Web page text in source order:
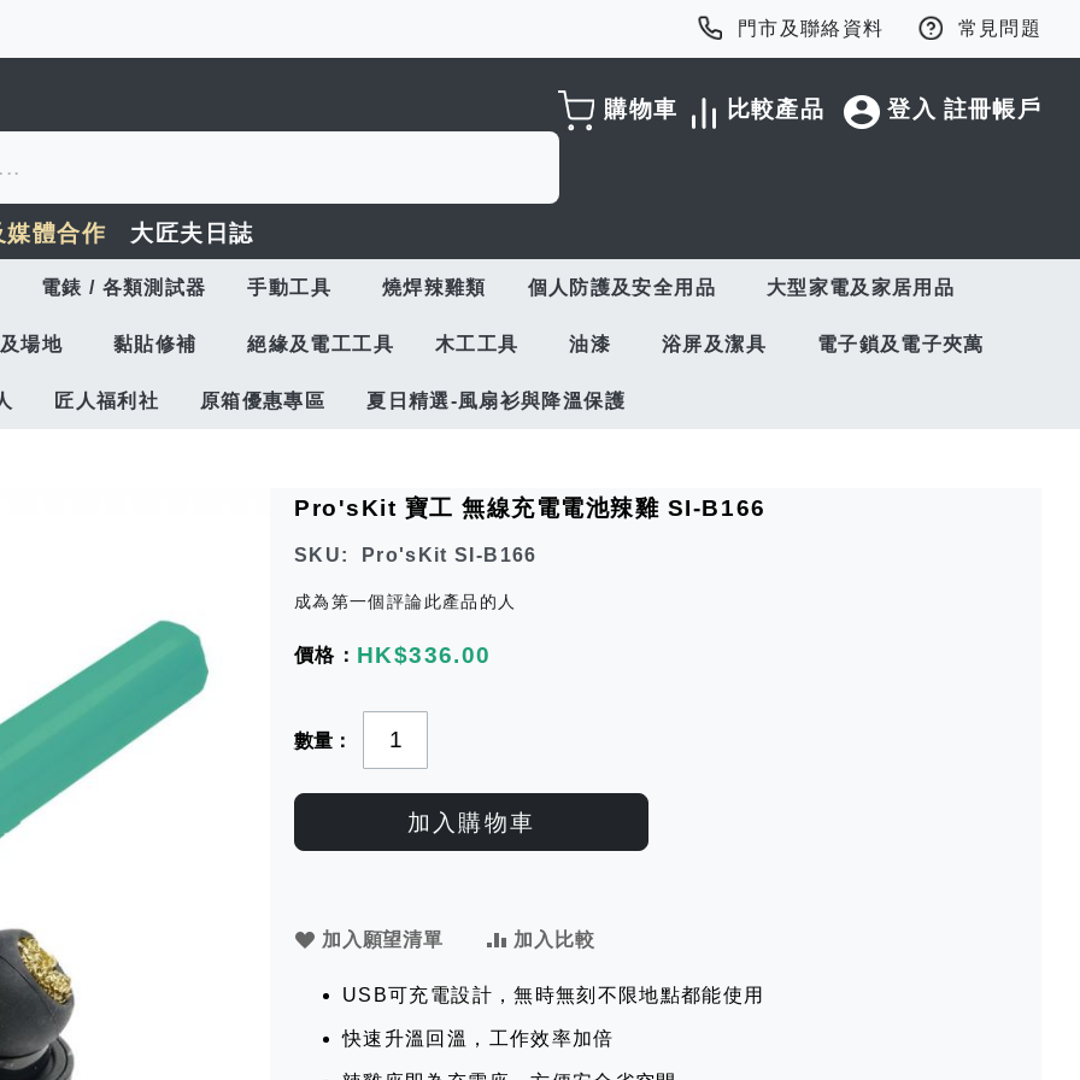
門市及聯絡資料 常見問題
登入 註冊帳戶
比較產品
購物車
體合作 大匠夫日誌
電錶 / 各類測試器 手動工具 燒焊辣雞類 個人防護及安全用品 大型家電及家居用品
場地 黏貼修補 絕緣及電工工具 木工工具 油漆 浴屏及潔具 電子鎖及電子夾萬
匠人福利社 原箱優惠專區 夏日精選-風扇衫與降溫保護
Pro'sKit 寶工 無線充電電池辣雞 SI-B166
SKU Pro'sKit SI-B166
成為第一個評論此產品的人
HK$336.00
數量
加入購物車
加入願望清單 加入比較
USB可充電設計，無時無刻不限地點都能使用
快速升溫回溫，工作效率加倍